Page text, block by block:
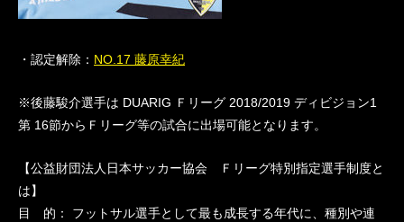
・認定解除： NO.17 藤原幸紀
※後藤駿介選手は DUARIG Ｆリーグ 2018/2019 ディビジョン1
第 16節からＦリーグ等の試合に出場可能となります。
【公益財団法人日本サッカー協会 Ｆリーグ特別指定選手制度と
は】
目 的： フットサル選手として最も成長する年代に、種別や連